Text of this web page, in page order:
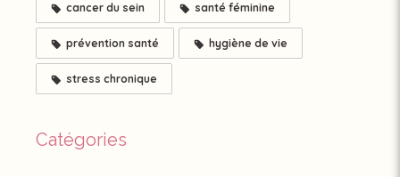
cancer du sein santé féminine
prévention santé hygiène de vie
stress chronique
Catégories